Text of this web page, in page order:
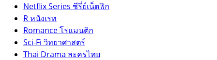
Netflix Series ซีรี่ย์เน็ตฟิก
R หนังเรท
Romance โรแมนติก
Sci-Fi วิทยาศาสตร์
Thai Drama ละครไทย